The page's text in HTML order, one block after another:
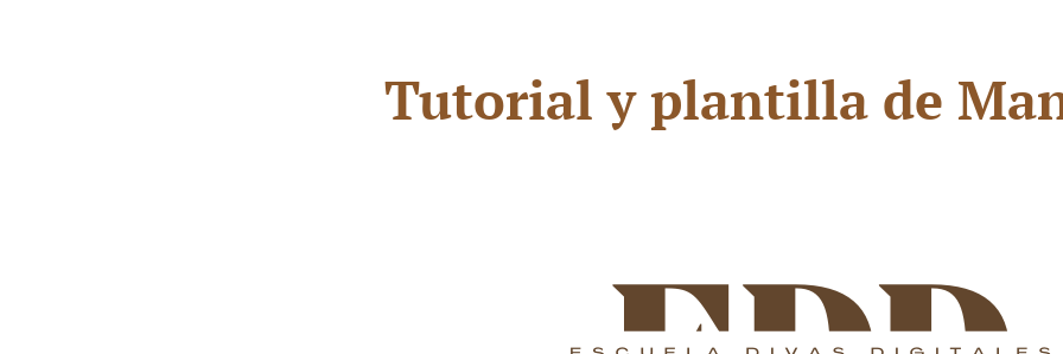
Tutorial y plantilla de